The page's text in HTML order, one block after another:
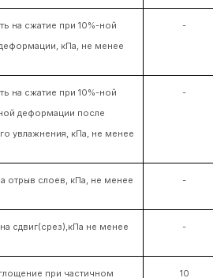
на сжатие при 10%-ной
кПа, не менее
-
на сжатие при 10%-ной
деформации после
увлажнения, кПа, не менее
-
отрыв слоев, кПа, не менее -
сдвиг(срез),кПа не менее -
при частичном
10